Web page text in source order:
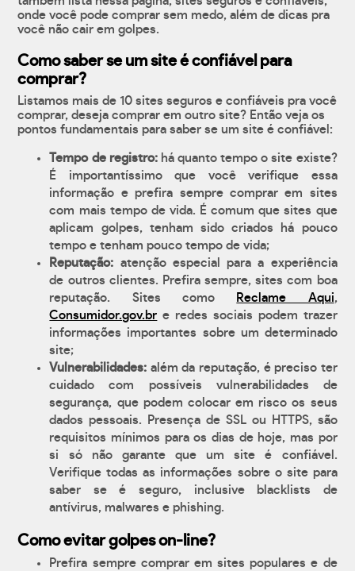
onde você pode comprar sem medo, além de dicas pra
você não cair em golpes.
Como saber se um site é confiável para
comprar?
Listamos mais de 10 sites seguros e confiáveis pra você
comprar, deseja comprar em outro site? Então veja os
pontos fundamentais para saber se um site é confiável:
Tempo de registro:há quanto tempo o site existe?
É importantíssimo que você verifique essa
informação e prefira sempre comprar em sites
com mais tempo de vida. É comum que sites que
aplicam golpes, tenham sido criados há pouco
tempo e tenham pouco tempo de vida;
Reputação: atenção especial para a experiência
de outros clientes. Prefira sempre, sites com boa
reputação. Sites como
Reclame Aqui,
Consumidor.gov.br e redes sociais podem trazer
informações importantes sobre um determinado
site;
Vulnerabilidades: além da reputação, é preciso ter
cuidado com possíveis vulnerabilidades de
segurança, que podem colocar em risco os seus
dados pessoais. Presença de SSL ou HTTPS, são
requisitos mínimos para os dias de hoje, mas por
si só não garante que um site é confiável.
Verifique todas as informações sobre o site para
saber se é seguro, inclusive blacklists de
antívirus, malwares e phishing.
Como evitar golpes on-line?
Prefira sempre comprar em sites populares e de